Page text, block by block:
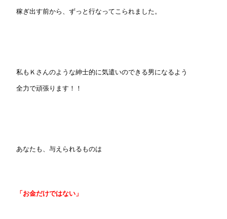
稼ぎ出す前から、ずっと行なってこられました。
私もＫさんのような紳士的に気遣いのできる男になるよう
全力で頑張ります！！
あなたも、与えられるものは
「お金だけではない」